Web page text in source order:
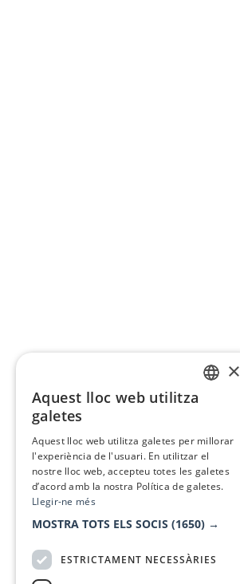
×
Aquest lloc web utilitza
galetes
Aquest lloc web utilitza galetes per millorar
l'experiència de l'usuari. En utilitzar el
nostre lloc web, accepteu totes les galetes
d’acord amb la nostra Política de galetes.
Llegir-ne més
MOSTRA TOTS ELS SOCIS (1650) →
ESTRICTAMENT NECESSÀRIES